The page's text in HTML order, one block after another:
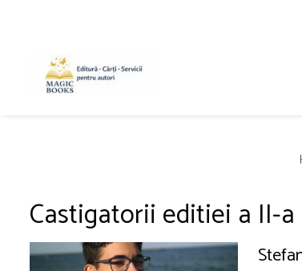
Magazinul de carti
Carti pentru copii 7-11 ani
Povești scrise de copii (Antologii)
Carti pentru copii 0-7 ani
Castigatorii editiei a II-a